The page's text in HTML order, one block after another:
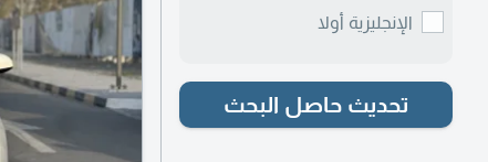
الإنجليزية أولا
تحديث حاصل البحث